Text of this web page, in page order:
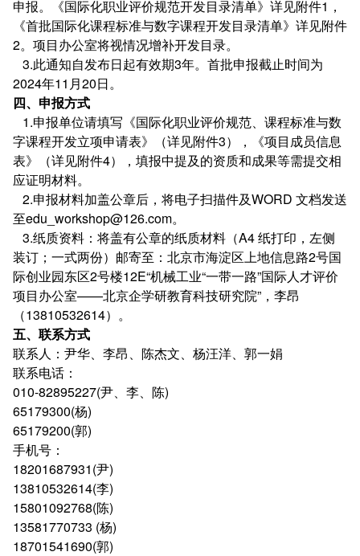
申报。《国际化职业评价规范开发目录清单》详见附件1，
《首批国际化课程标准与数字课程开发目录清单》详见附件
2。项目办公室将视情况增补开发目录。
3.此通知自发布日起有效期3年。首批申报截止时间为
2024年11月20日。
四、申报方式
1.申报单位请填写《国际化职业评价规范、课程标准与数
字课程开发立项申请表》（详见附件3），《项目成员信息
表》（详见附件4），填报中提及的资质和成果等需提交相
应证明材料。
2.申报材料加盖公章后，将电子扫描件及WORD 文档发送
至edu_workshop@126.com。
3.纸质资料：将盖有公章的纸质材料（A4 纸打印，左侧
装订；一式两份）邮寄至：北京市海淀区上地信息路2号国
际创业园东区2号楼12E“机械工业“一带一路”国际人才评价
项目办公室——北京企学研教育科技研究院”，李昂
（13810532614）。
五、联系方式
联系人：尹华、李昂、陈杰文、杨汪洋、郭一娟
联系电话：
010-82895227(尹、李、陈)‍
65179300(杨)
65179200(郭)
手机号：
18201687931(尹)
13810532614(李)
15801092768(陈)
13581770733 (杨)
18701541690(郭)